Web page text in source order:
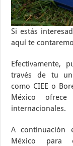
Si estás
aquí te
Efectivamente,
través de tu
como CIEE o
México ofrece
internacionales.
A continuación
México para